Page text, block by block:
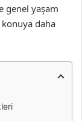
genel yaşam
daha